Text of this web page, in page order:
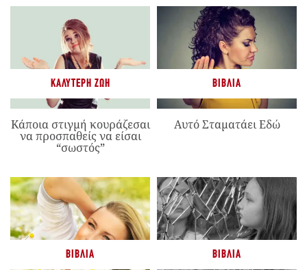
ΚΑΛΎΤΕΡΗ ΖΩΉ
Κάποια στιγμή κουράζεσαι
να προσπαθείς να είσαι
“σωστός”
ΒΙΒΛΊΑ
Αυτό Σταματάει Εδώ
ΒΙΒΛΊΑ ΒΙΒΛΊΑ